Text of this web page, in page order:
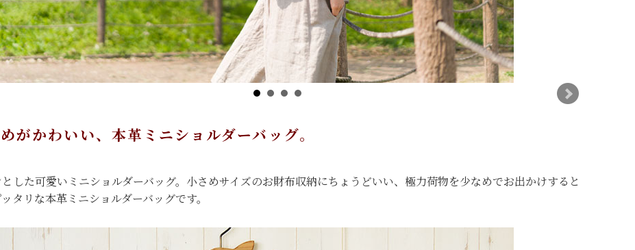
がかわいい、本革ミニショルダーバッグ。
した可愛いミニショルダーバッグ。小さめサイズのお財布収納にちょうどいい、極力荷物を少なめでお出かけすると
タリな本革ミニショルダーバッグです。